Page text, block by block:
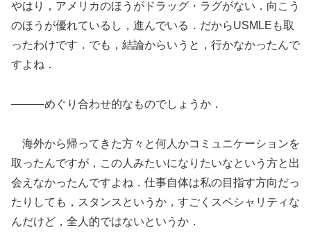
やはり，アメリカのほうがドラッグ・ラグがない．向こう
のほうが優れているし，進んでいる．だからUSMLEも取
ったわけです．でも，結論からいうと，行かなかったんで
すよね．
―――めぐり合わせ的なものでしょうか．
海外から帰ってきた方々と何人かコミュニケーションを
取ったんですが，この人みたいになりたいなという方と出
会えなかったんですよね．仕事自体は私の目指す方向だっ
たりしても，スタンスというか，すごくスペシャリティな
んだけど，全人的ではないというか．